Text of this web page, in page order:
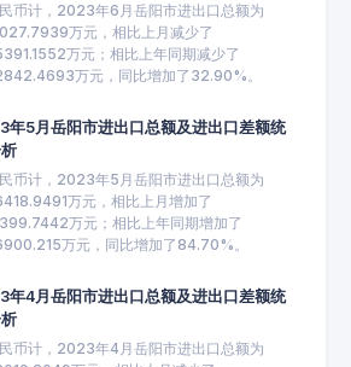
币计，2023年6月岳阳市进出口总额为
万元，相比上月减少了
万元；相比上年同期减少了
万元，同比增加了32.90%。
年5月岳阳市进出口总额及进出口差额统
币计，2023年5月岳阳市进出口总额为
万元，相比上月增加了
万元；相比上年同期增加了
万元，同比增加了84.70%。
年4月岳阳市进出口总额及进出口差额统
币计，2023年4月岳阳市进出口总额为